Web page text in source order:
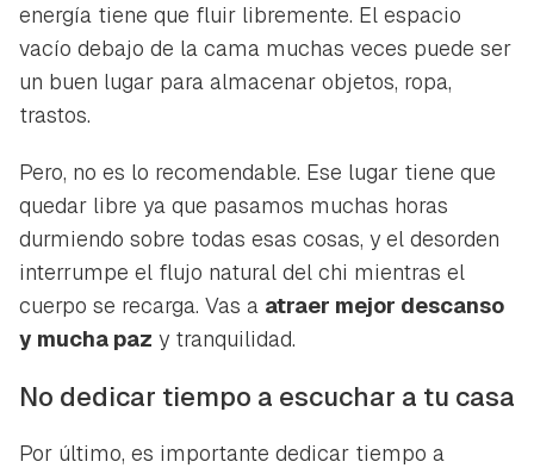
energía tiene que fluir libremente. El espacio
vacío debajo de la cama muchas veces puede ser
un buen lugar para almacenar objetos, ropa,
trastos.
Pero, no es lo recomendable. Ese lugar tiene que
quedar libre ya que pasamos muchas horas
durmiendo sobre todas esas cosas, y el desorden
interrumpe el flujo natural del chi mientras el
cuerpo se recarga. Vas a atraer mejor descanso
y mucha paz y tranquilidad.
No dedicar tiempo a escuchar a tu casa
Por último, es importante dedicar tiempo a